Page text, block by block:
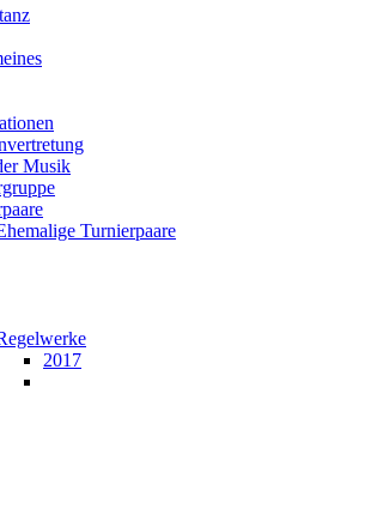
Musik
Turnierpaare
2017